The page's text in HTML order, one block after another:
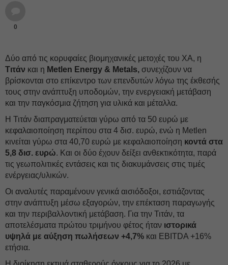
0
Δύο από τις κορυφαίες βιομηχανικές μετοχές του ΧΑ, η
Τιτάν και η Metlen Energy & Metals, συνεχίζουν να
βρίσκονται στο επίκεντρο των επενδυτών λόγω της έκθεσής
τους στην ανάπτυξη υποδομών, την ενεργειακή μετάβαση
και την παγκόσμια ζήτηση για υλικά και μέταλλα.
Η Τιτάν διαπραγματεύεται γύρω από τα 50 ευρώ με
κεφαλαιοποίηση περίπου στα 4 δισ. ευρώ, ενώ η Metlen
κινείται γύρω στα 40,70 ευρώ με κεφαλαιοποίηση κοντά στα
5,8 δισ. ευρώ. Και οι δύο έχουν δείξει ανθεκτικότητα, παρά
τις γεωπολιτικές εντάσεις και τις διακυμάνσεις στις τιμές
ενέργειας/υλικών.
Οι αναλυτές παραμένουν γενικά αισιόδοξοι, εστιάζοντας
στην ανάπτυξη μέσω εξαγορών, την επέκταση παραγωγής
και την περιβαλλοντική μετάβαση. Για την Τιτάν, τα
αποτελέσματα πρώτου τριμήνου φέτος ήταν ιστορικά
υψηλά με αύξηση πωλήσεων +4,7% και EBITDA +16%
ετήσια.